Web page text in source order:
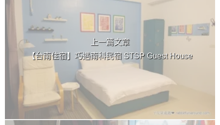
上一篇文章
【台南住宿】巧遇南科民宿 STSP Guest House